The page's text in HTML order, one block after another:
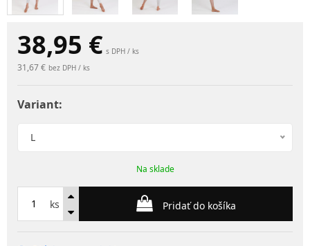
38,95 € s DPH / ks
31,67 € bez DPH / ks
Variant:
L
Na sklade
ks Pridať do košíka